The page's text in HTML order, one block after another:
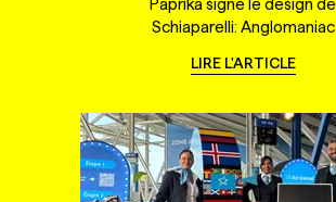
Schiaparelli: Anglomaniac
LIRE L'ARTICLE